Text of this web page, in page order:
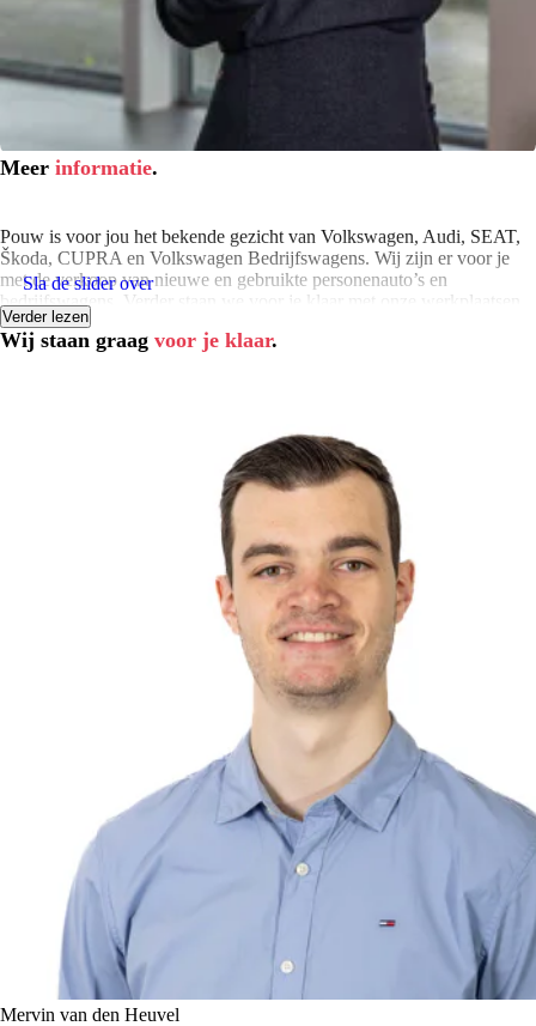
Meer informatie.
Pouw is voor jou het bekende gezicht van Volkswagen, Audi, SEAT,
Škoda, CUPRA en Volkswagen Bedrijfswagens. Wij zijn er voor je
met de verkoop van nieuwe en gebruikte personenauto’s en
bedrijfswagens. Verder staan we voor je klaar met onze werkplaatsen,
leaseproducten, financierings- en verhuuractiviteiten en onze
schadeherstelbedrijven. Klaar om samen met jou op weg te gaan. Je
Verder lezen
Wij staan graag voor je klaar.
Sla de slider over
Mervin van den Heuvel